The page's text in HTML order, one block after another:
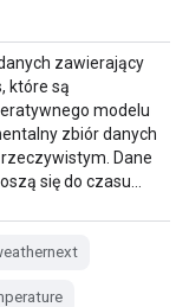
zawierający
które są
modelu
zbiór danych
Dane
się do czasu…